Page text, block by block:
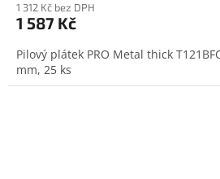
1 312 Kč bez DPH
1 587 Kč
Pilový plátek PRO Metal thick
mm, 25 ks